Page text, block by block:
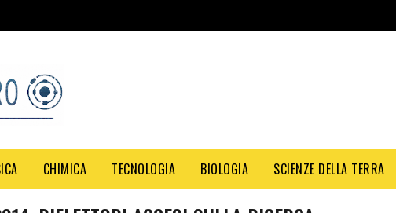
CHIMICA TECNOLOGIA BIOLOGIA SCIENZE DELLA TERRA